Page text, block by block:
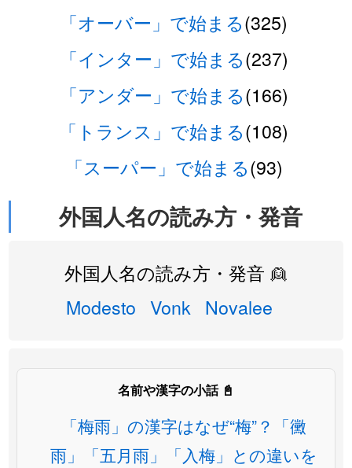
「オーバー」で始まる(325)
「インター」で始まる(237)
「アンダー」で始まる(166)
「トランス」で始まる(108)
「スーパー」で始まる(93)
外国人名の読み方・発音
外国人名の読み方・発音 👱
Modesto Vonk Novalee
名前や漢字の小話 📓
「梅雨」の漢字はなぜ“梅”？「黴
雨」「五月雨」「入梅」との違いを